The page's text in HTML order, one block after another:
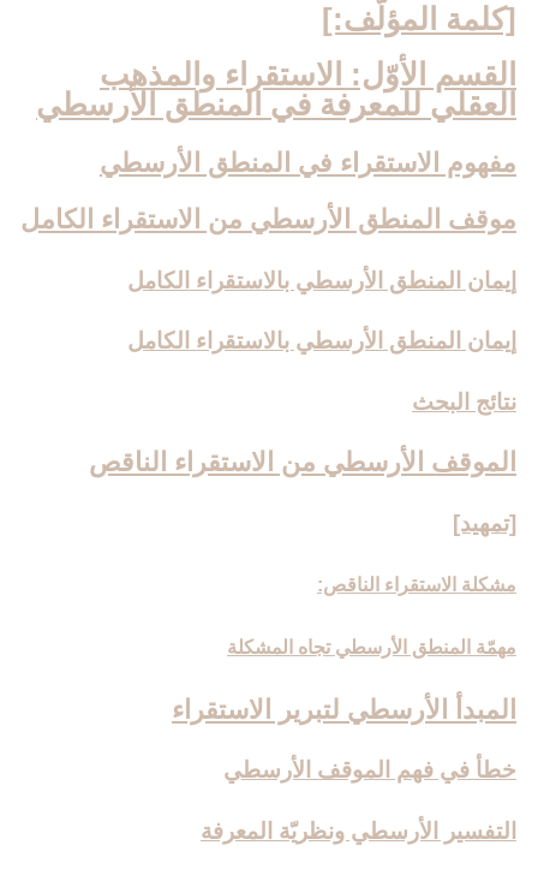
[كلمة المؤلّف:]
القسم الأوّل: الاستقراء والمذهب
العقلي للمعرفة في المنطق الأرسطي‏
مفهوم الاستقراء في المنطق الأرسطي
موقف المنطق الأرسطي من الاستقراء الكامل‏
إيمان المنطق الأرسطي بالاستقراء الكامل
إيمان المنطق الأرسطي بالاستقراء الكامل
نتائج البحث
الموقف الأرسطي من الاستقراء الناقص‏
[تمهيد]
مشكلة الاستقراء الناقص:
مهمّة المنطق الأرسطي تجاه المشكلة
المبدأ الأرسطي لتبرير الاستقراء
خطأ في فهم الموقف الأرسطي
التفسير الأرسطي ونظريّة المعرفة